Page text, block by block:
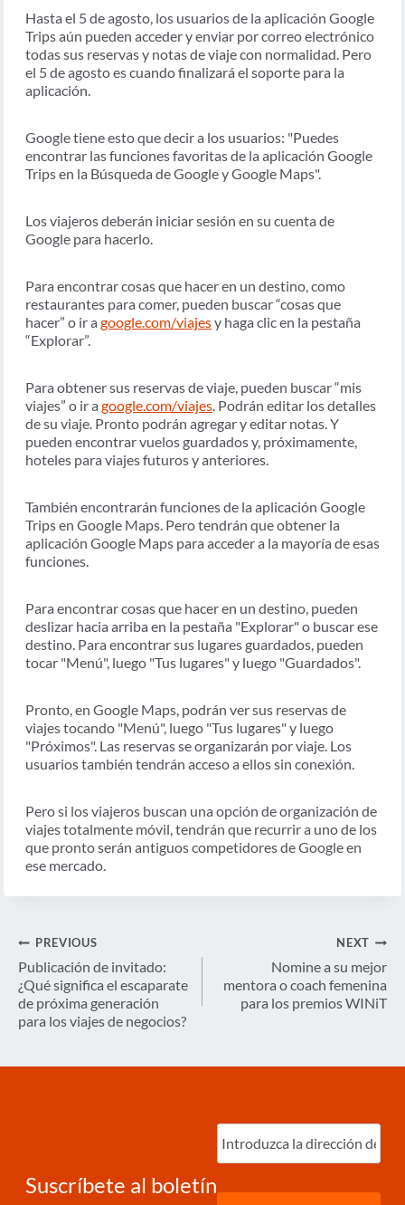
Hasta el 5 de agosto, los usuarios de la aplicación Google
Trips aún pueden acceder y enviar por correo electrónico
todas sus reservas y notas de viaje con normalidad. Pero
el 5 de agosto es cuando finalizará el soporte para la
aplicación.
Google tiene esto que decir a los usuarios: "Puedes
encontrar las funciones favoritas de la aplicación Google
Trips en la Búsqueda de Google y Google Maps".
Los viajeros deberán iniciar sesión en su cuenta de
Google para hacerlo.
Para encontrar cosas que hacer en un destino, como
restaurantes para comer, pueden buscar “cosas que
hacer” o ir a google.com/viajesy haga clic en la pestaña
“Explorar”.
Para obtener sus reservas de viaje, pueden buscar “mis
viajes” o ir a google.com/viajes. Podrán editar los detalles
de su viaje. Pronto podrán agregar y editar notas. Y
pueden encontrar vuelos guardados y, próximamente,
hoteles para viajes futuros y anteriores.
También encontrarán funciones de la aplicación Google
Trips en Google Maps. Pero tendrán que obtener la
aplicación Google Maps para acceder a la mayoría de esas
funciones.
Para encontrar cosas que hacer en un destino, pueden
deslizar hacia arriba en la pestaña "Explorar" o buscar ese
destino. Para encontrar sus lugares guardados, pueden
tocar "Menú", luego "Tus lugares" y luego "Guardados".
Pronto, en Google Maps, podrán ver sus reservas de
viajes tocando "Menú", luego "Tus lugares" y luego
"Próximos". Las reservas se organizarán por viaje. Los
usuarios también tendrán acceso a ellos sin conexión.
Pero si los viajeros buscan una opción de organización de
viajes totalmente móvil, tendrán que recurrir a uno de los
que pronto serán antiguos competidores de Google en
ese mercado.
Navegación
de
entradas
PREVIOUS
Publicación de invitado:
¿Qué significa el escaparate
de próxima generación
para los viajes de negocios?
NEXT
Nomine a su mejor
mentora o coach femenina
para los premios WINiT
Suscríbete al boletín
Ingrese
correo
electrónico